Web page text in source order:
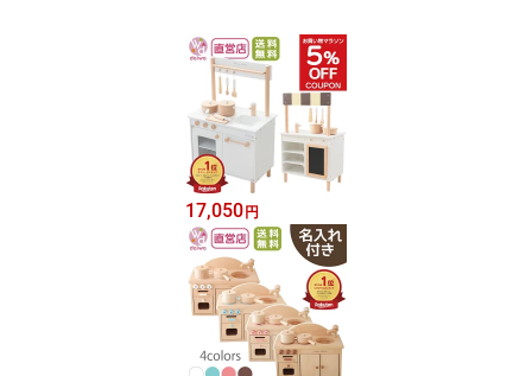
17,050円